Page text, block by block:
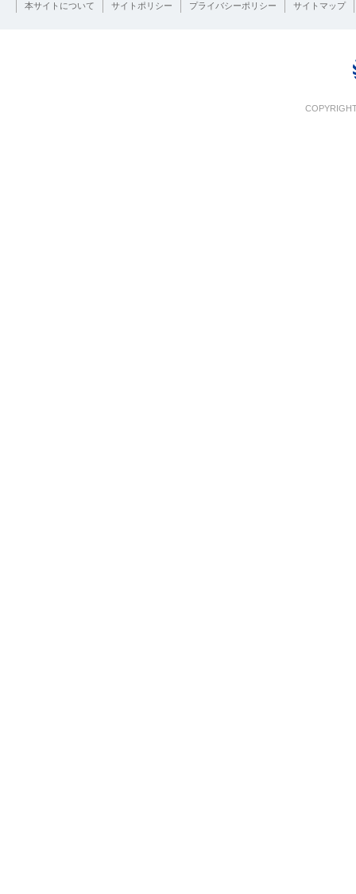
本サイトについて サイトポリシー プライバシーポリシー サイトマップ